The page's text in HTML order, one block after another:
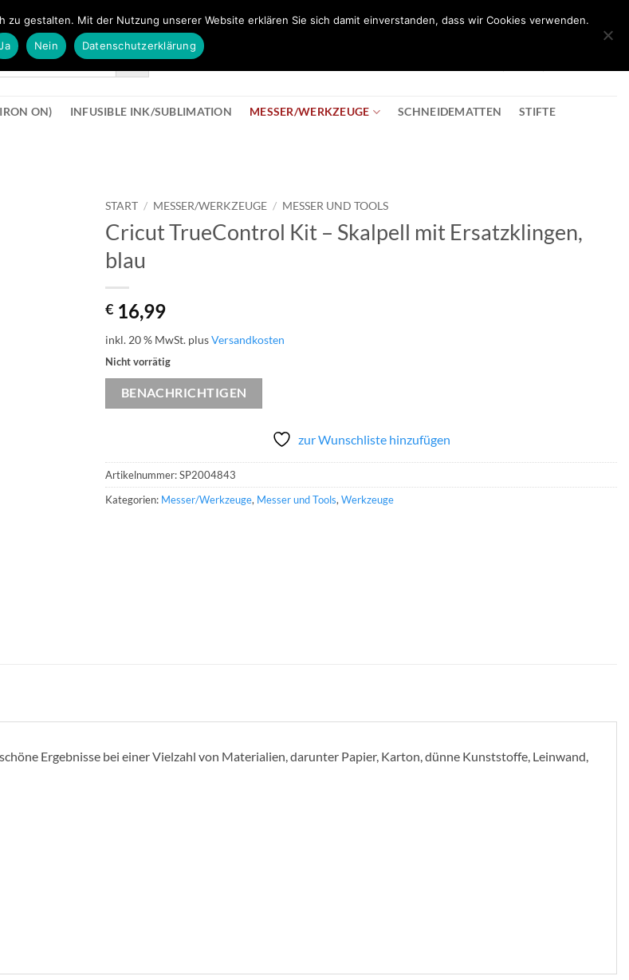
ON) INFUSIBLE INK/SUBLIMATION MESSER/WERKZEUGE SCHNEIDEMATTEN STIFTE
START / MESSER/WERKZEUGE / MESSER UND TOOLS
Cricut TrueControl Kit – Skalpell mit Ersatzklingen,
blau
€ 16,99
inkl. 20 % MwSt. plusVersandkosten
Nicht vorrätig
BENACHRICHTIGEN
zur Wunschliste hinzufügen
Artikelnummer:SP2004843
Kategorien: Messer/Werkzeuge, Messer und Tools, Werkzeuge
Ergebnisse bei einer Vielzahl von Materialien, darunter Papier, Karton, dünne Kunststoffe, Leinwand,
gestalten. Mit der Nutzung unserer Website erklären Sie sich damit einverstanden, dass wir Cookies verwenden.
Nein Datenschutzerklärung